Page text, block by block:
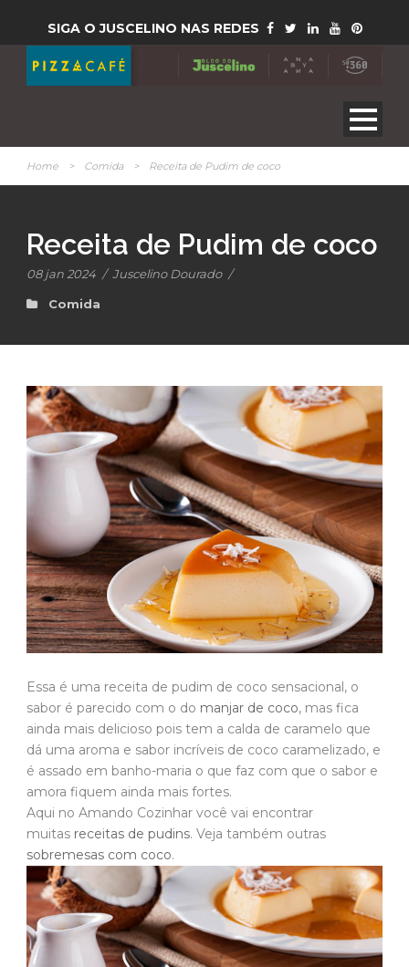
SIGA O JUSCELINO NAS REDES
Home > Comida > Receita de Pudim de coco
Receita de Pudim de coco
08 jan 2024 / Juscelino Dourado /
Comida
Essa é uma receita de pudim de coco sensacional, o
sabor é parecido com o do manjar de coco, mas fica
ainda mais delicioso pois tem a calda de caramelo que
dá uma aroma e sabor incríveis de coco caramelizado, e
é assado em banho-maria o que faz com que o sabor e
amora fiquem ainda mais fortes.
Aqui no Amando Cozinhar você vai encontrar
muitas receitas de pudins. Veja também outras
sobremesas com coco.